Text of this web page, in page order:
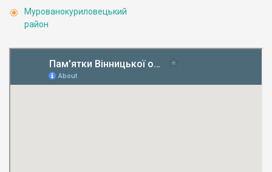
Мурованокуриловецький
район